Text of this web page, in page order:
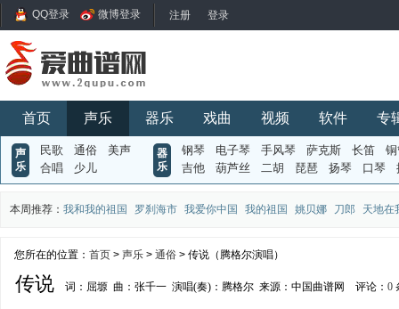
QQ登录 微博登录
首页 声乐 器乐 戏曲 视频 软件 专
声
乐
民歌 通俗
美声
合唱
少儿
器
乐
钢琴 电子琴 手风琴 萨克斯 长笛
吉他
葫芦丝 二胡 琵琶 扬琴 口琴
本周推荐： 我和我的祖国 罗刹海市 我爱你中国 我的祖国 姚贝娜 刀郎 天地在
您所在的位置： 首页 > 声乐 > 通俗 > 传说（腾格尔演唱）
传说 词：屈塬 曲：张千一 演唱(奏)：腾格尔 来源：中国曲谱网 评论： 0